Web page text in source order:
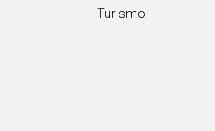
Turismo